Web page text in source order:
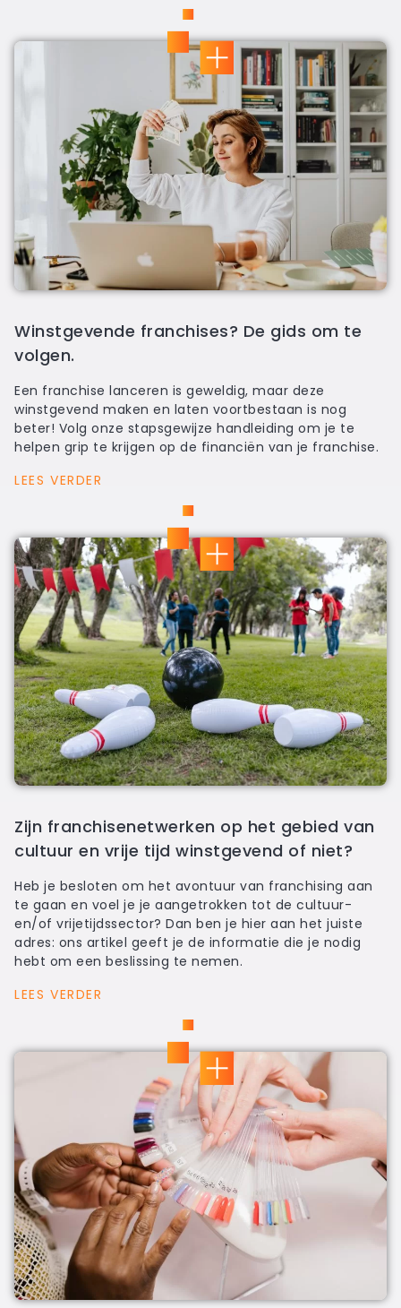
Winstgevende franchises? De gids om te
volgen.
Een franchise lanceren is geweldig, maar deze
winstgevend maken en laten voortbestaan is nog
beter! Volg onze stapsgewijze handleiding om je te
helpen grip te krijgen op de financiën van je franchise.
LEES VERDER
Zijn franchisenetwerken op het gebied van
cultuur en vrije tijd winstgevend of niet?
Heb je besloten om het avontuur van franchising aan
te gaan en voel je je aangetrokken tot de cultuur-
en/of vrijetijdssector? Dan ben je hier aan het juiste
adres: ons artikel geeft je de informatie die je nodig
hebt om een beslissing te nemen.
LEES VERDER